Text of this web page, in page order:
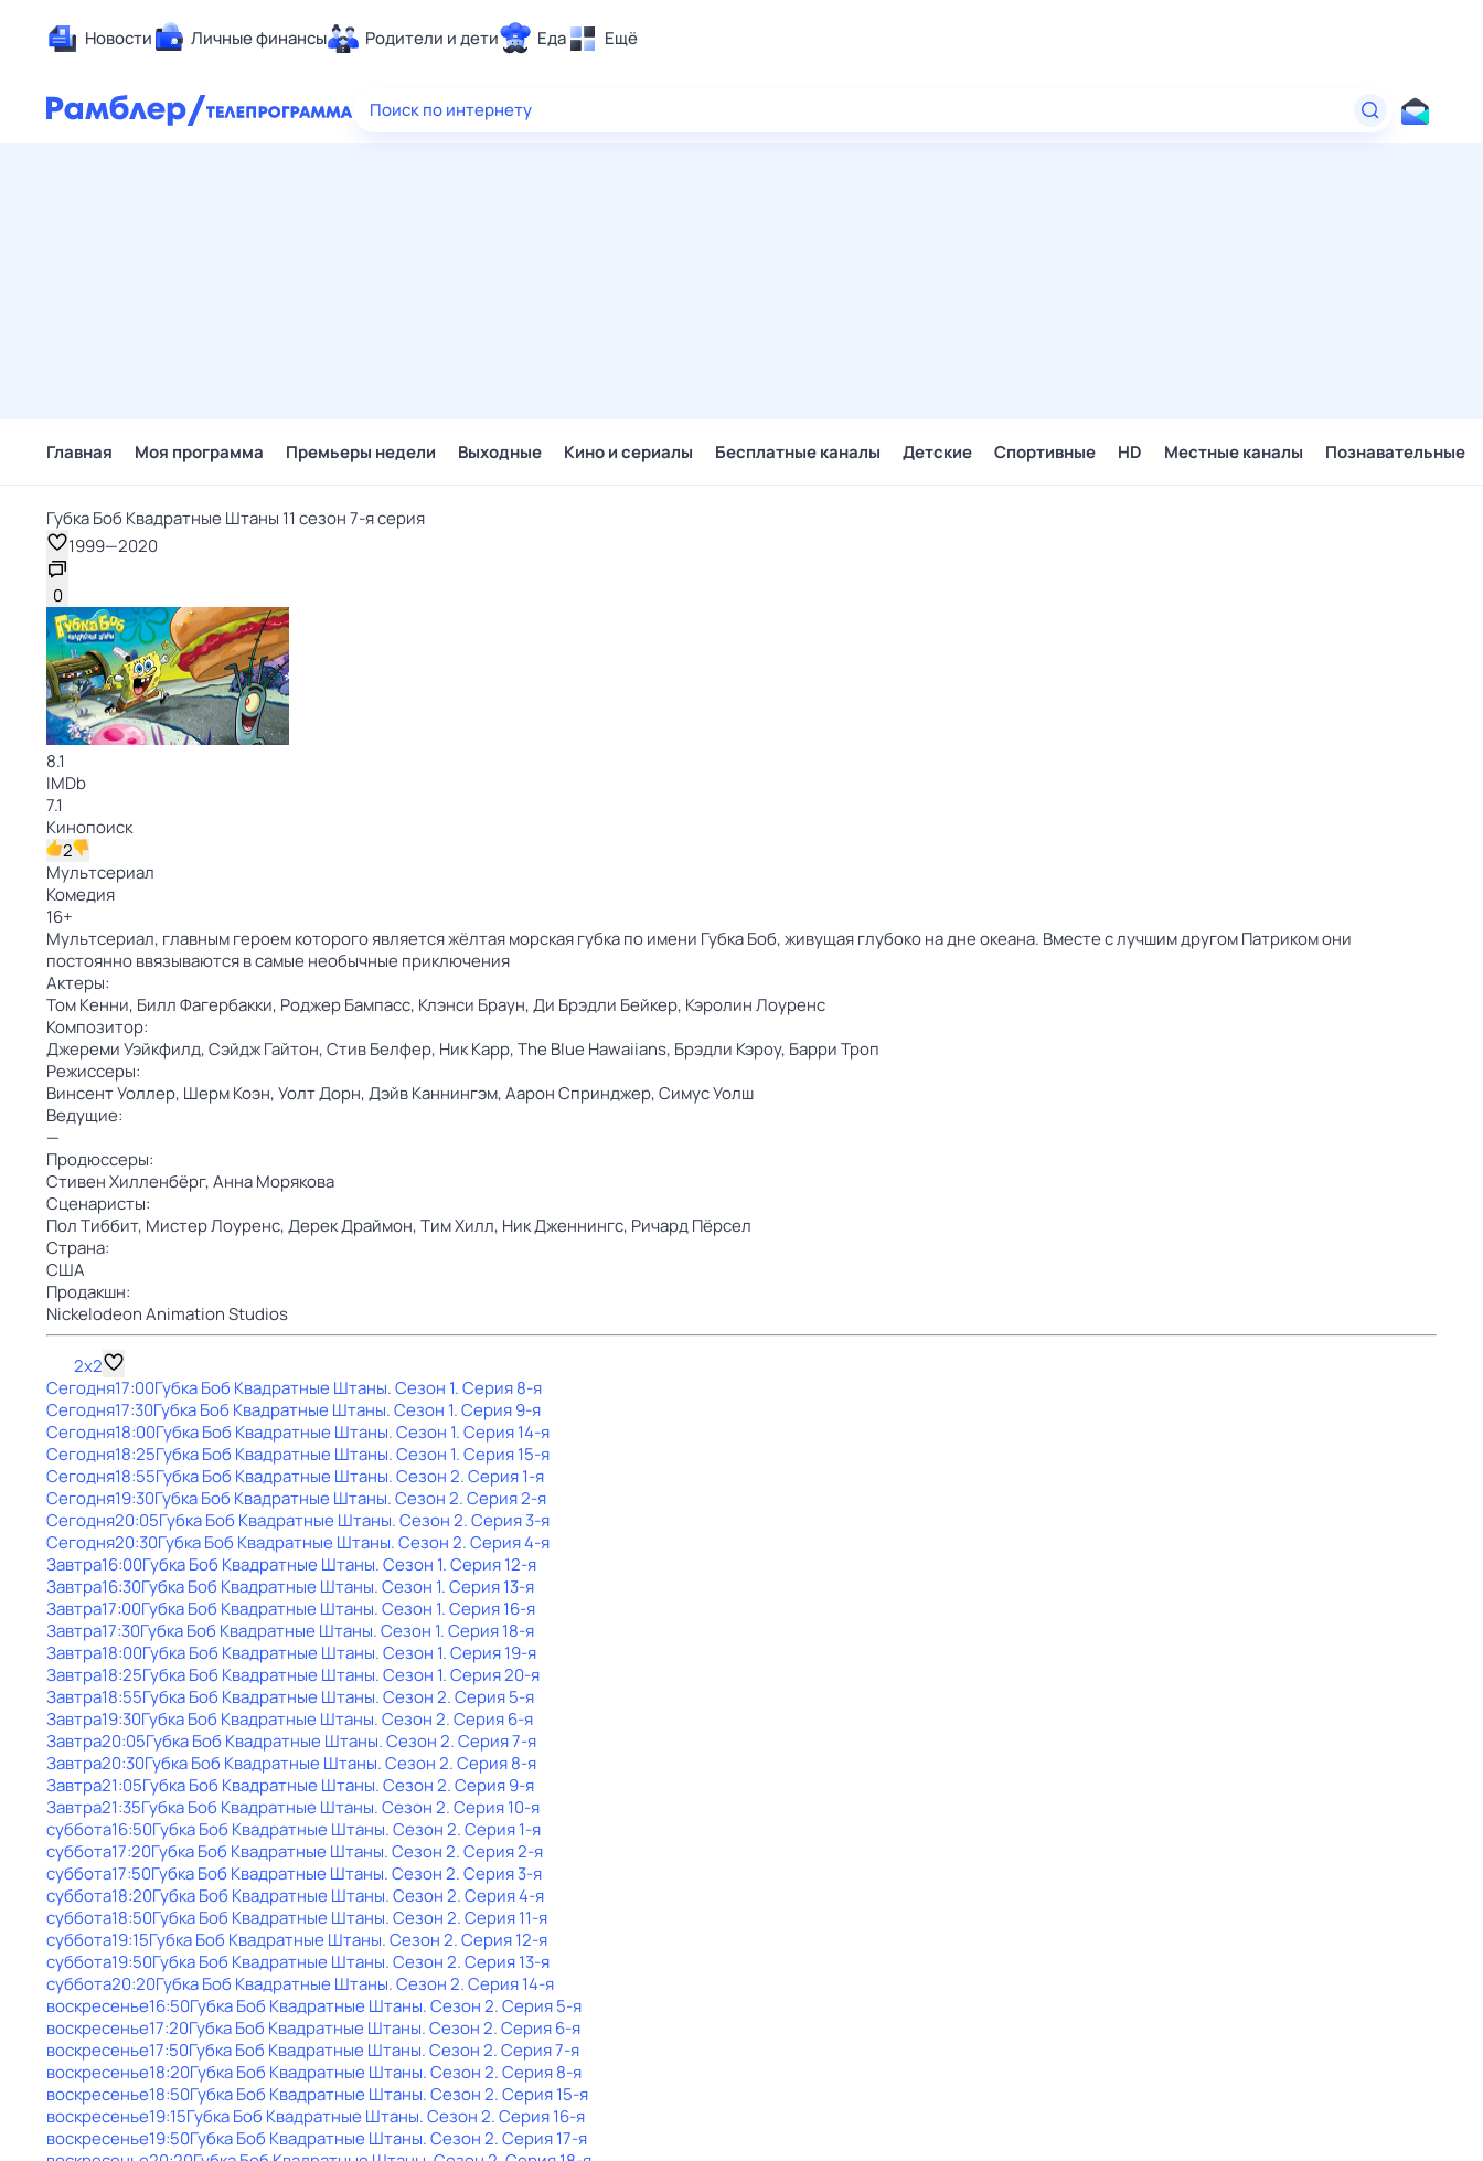
Новости Личные финансы Родители и дети Еда Ещё
Здоровье
Поиск по интернету
Главная Моя программа Премьеры недели Выходные Кино и сериалы Бесплатные каналы Детские Спортивные HD Местные каналы Познавательные
Губка Боб Квадратные Штаны 11 сезон 7-я серия
1999—2020
0
8.1
IMDb
7.1
Кинопоиск
2
Мультсериал
Комедия
16+
Мультсериал, главным героем которого является жёлтая морская губка по имени Губка Боб, живущая глубоко на дне океана. Вместе с лучшим другом Патриком они
постоянно ввязываются в самые необычные приключения
Актеры:
Том Кенни, Билл Фагербакки, Роджер Бампасс, Клэнси Браун,Ди Брэдли Бейкер, Кэролин Лоуренс
Композитор:
Джереми Уэйкфилд,Сэйдж Гайтон,Стив Белфер, Ник Карр,The Blue Hawaiians, Брэдли Кэроу, Барри Троп
Режиссеры:
Винсент Уоллер, Шерм Коэн,Уолт Дорн,Дэйв Каннингэм,Аарон Спринджер,Симус Уолш
Ведущие:
—
Продюссеры:
Стивен Хилленбёрг,Анна Морякова
Сценаристы:
Пол Тиббит, Мистер Лоуренс,Дерек Драймон,Тим Хилл, Ник Дженнингс, Ричард Пёрсел
Страна:
США
Продакшн:
Nickelodeon Animation Studios
2x2
Сегодня17:00Губка Боб Квадратные Штаны. Сезон 1. Серия 8-я
Сегодня17:30Губка Боб Квадратные Штаны. Сезон 1. Серия 9-я
Сегодня18:00Губка Боб Квадратные Штаны. Сезон 1. Серия 14-я
Сегодня18:25Губка Боб Квадратные Штаны. Сезон 1. Серия 15-я
Сегодня18:55Губка Боб Квадратные Штаны. Сезон 2. Серия 1-я
Сегодня19:30Губка Боб Квадратные Штаны. Сезон 2. Серия 2-я
Сегодня20:05Губка Боб Квадратные Штаны. Сезон 2. Серия 3-я
Сегодня20:30Губка Боб Квадратные Штаны. Сезон 2. Серия 4-я
Завтра16:00Губка Боб Квадратные Штаны. Сезон 1. Серия 12-я
Завтра16:30Губка Боб Квадратные Штаны. Сезон 1. Серия 13-я
Завтра17:00Губка Боб Квадратные Штаны. Сезон 1. Серия 16-я
Завтра17:30Губка Боб Квадратные Штаны. Сезон 1. Серия 18-я
Завтра18:00Губка Боб Квадратные Штаны. Сезон 1. Серия 19-я
Завтра18:25Губка Боб Квадратные Штаны. Сезон 1. Серия 20-я
Завтра18:55Губка Боб Квадратные Штаны. Сезон 2. Серия 5-я
Завтра19:30Губка Боб Квадратные Штаны. Сезон 2. Серия 6-я
Завтра20:05Губка Боб Квадратные Штаны. Сезон 2. Серия 7-я
Завтра20:30Губка Боб Квадратные Штаны. Сезон 2. Серия 8-я
Завтра21:05Губка Боб Квадратные Штаны. Сезон 2. Серия 9-я
Завтра21:35Губка Боб Квадратные Штаны. Сезон 2. Серия 10-я
суббота16:50Губка Боб Квадратные Штаны. Сезон 2. Серия 1-я
суббота17:20Губка Боб Квадратные Штаны. Сезон 2. Серия 2-я
суббота17:50Губка Боб Квадратные Штаны. Сезон 2. Серия 3-я
суббота18:20Губка Боб Квадратные Штаны. Сезон 2. Серия 4-я
суббота18:50Губка Боб Квадратные Штаны. Сезон 2. Серия 11-я
суббота19:15Губка Боб Квадратные Штаны. Сезон 2. Серия 12-я
суббота19:50Губка Боб Квадратные Штаны. Сезон 2. Серия 13-я
суббота20:20Губка Боб Квадратные Штаны. Сезон 2. Серия 14-я
воскресенье16:50Губка Боб Квадратные Штаны. Сезон 2. Серия 5-я
воскресенье17:20Губка Боб Квадратные Штаны. Сезон 2. Серия 6-я
воскресенье17:50Губка Боб Квадратные Штаны. Сезон 2. Серия 7-я
воскресенье18:20Губка Боб Квадратные Штаны. Сезон 2. Серия 8-я
воскресенье18:50Губка Боб Квадратные Штаны. Сезон 2. Серия 15-я
воскресенье19:15Губка Боб Квадратные Штаны. Сезон 2. Серия 16-я
воскресенье19:50Губка Боб Квадратные Штаны. Сезон 2. Серия 17-я